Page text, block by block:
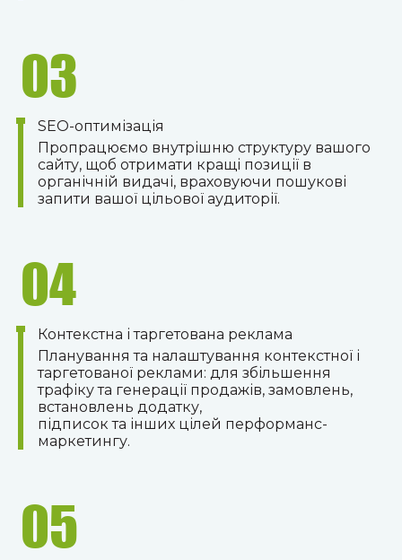
SEO-оптимізація
Пропрацюємо внутрішню структуру вашого
сайту, щоб отримати кращі позиції в
органічній видачі, враховуючи пошукові
запити вашої цільової аудиторії.
03
Контекстна і таргетована реклама
Планування та налаштування контекстної і
таргетованої реклами: для збільшення
трафіку та генерації продажів, замовлень,
встановлень додатку,
підписок та інших цілей перформанс-
маркетингу.
04
05